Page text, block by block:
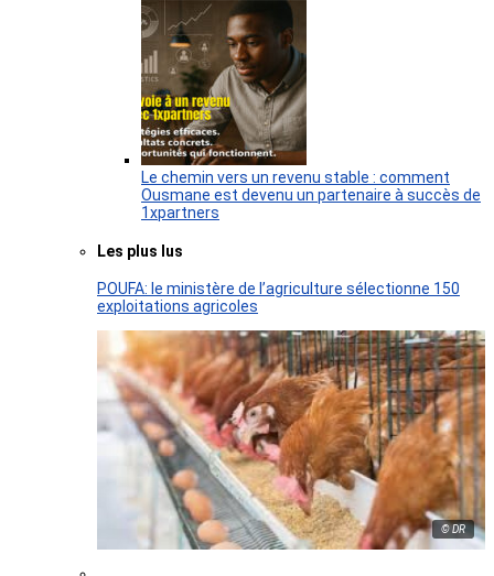
Le chemin vers un revenu stable : comment
Ousmane est devenu un partenaire à succès de
1xpartners
Les plus lus
POUFA: le ministère de l’agriculture sélectionne 150
exploitations agricoles
© DR